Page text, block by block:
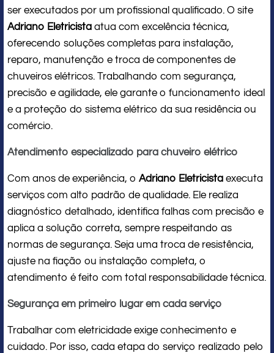
ser executados por um profissional qualificado. O site
Adriano Eletricista atua com excelência técnica,
oferecendo soluções completas para instalação,
reparo, manutenção e troca de componentes de
chuveiros elétricos. Trabalhando com segurança,
precisão e agilidade, ele garante o funcionamento ideal
e a proteção do sistema elétrico da sua residência ou
comércio.
Atendimento especializado para chuveiro elétrico
Com anos de experiência, o Adriano Eletricista executa
serviços com alto padrão de qualidade. Ele realiza
diagnóstico detalhado, identifica falhas com precisão e
aplica a solução correta, sempre respeitando as
normas de segurança. Seja uma troca de resistência,
ajuste na fiação ou instalação completa, o
atendimento é feito com total responsabilidade técnica.
Segurança em primeiro lugar em cada serviço
Trabalhar com eletricidade exige conhecimento e
cuidado. Por isso, cada etapa do serviço realizado pelo